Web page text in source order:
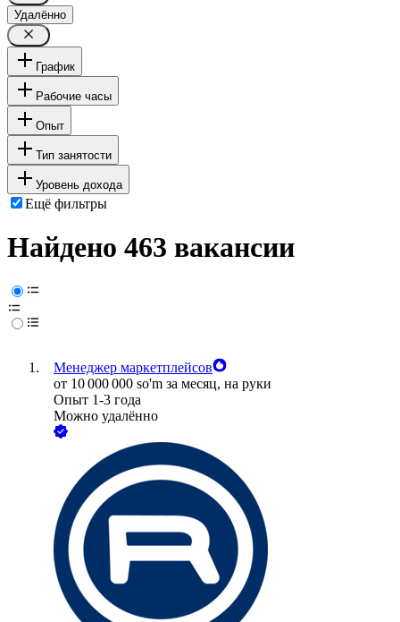
Удалённо
График
Рабочие часы
Опыт
Тип занятости
Уровень дохода
Ещё фильтры
Найдено 463 вакансии
Менеджер маркетплейсов
от 10 000 000 so'm за месяц, на руки
Опыт 1-3 года
Можно удалённо